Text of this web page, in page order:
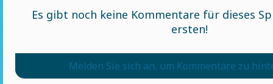
Es gibt noch keine Kommentare für dieses
ersten!
Melden Sie sich an, um Kommentare zu